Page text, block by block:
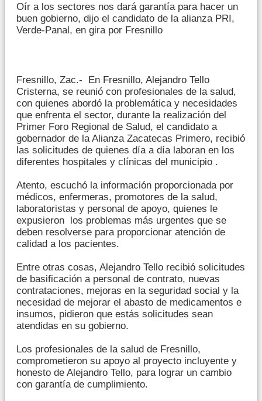
Oír a los sectores nos dará garantía para hacer un
buen gobierno, dijo el candidato de la alianza PRI,
Verde-Panal, en gira por Fresnillo
Fresnillo, Zac.- En Fresnillo, Alejandro Tello
Cristerna, se reunió con profesionales de la salud,
con quienes abordó la problemática y necesidades
que enfrenta el sector, durante la realización del
Primer Foro Regional de Salud, el candidato a
gobernador de la Alianza Zacatecas Primero, recibió
las solicitudes de quienes día a día laboran en los
diferentes hospitales y clínicas del municipio .
Atento, escuchó la información proporcionada por
médicos, enfermeras, promotores de la salud,
laboratoristas y personal de apoyo, quienes le
expusieron los problemas más urgentes que se
deben resolverse para proporcionar atención de
calidad a los pacientes.
Entre otras cosas, Alejandro Tello recibió solicitudes
de basificación a personal de contrato, nuevas
contrataciones, mejoras en la seguridad social y la
necesidad de mejorar el abasto de medicamentos e
insumos, pidieron que estás solicitudes sean
atendidas en su gobierno.
Los profesionales de la salud de Fresnillo,
comprometieron su apoyo al proyecto incluyente y
honesto de Alejandro Tello, para lograr un cambio
con garantía de cumplimiento.